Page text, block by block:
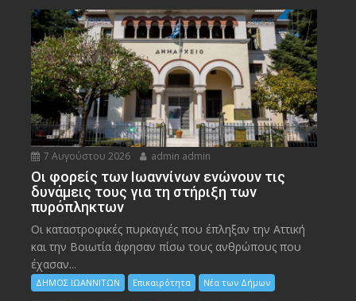
7 Αυγούστου 2026 admin admin
Οι φορείς των Ιωαννίνων ενώνουν τις
δυνάμεις τους για τη στήριξη των
πυρόπληκτων
Οι καταστροφικές πυρκαγιές που έπληξαν την Αττική
και την Bοιωτία άφησαν πίσω τους ανθρώπους που
έχασαν...
ΔΗΜΟΣ ΙΩΑΝΝΙΤΩΝ Επικαιρότητα Νέα των Δήμων